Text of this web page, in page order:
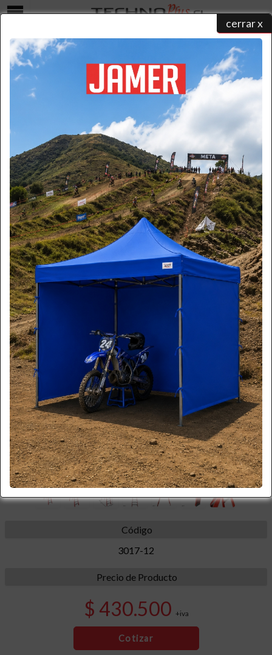
cerrar x
ESCALERA TIJERA FIBRA DE VIDRIO 3.66 M./ 12P
INDUSTRIAL
home/catálogo de productos/escaleras fibra de vidrio/tijera simple/ escalera tijera fibra de
vidrio 3.66...
*imagen referencial
Más Imágenes
Código
3017-12
Precio de Producto
$ 430.500 +iva
Cotizar